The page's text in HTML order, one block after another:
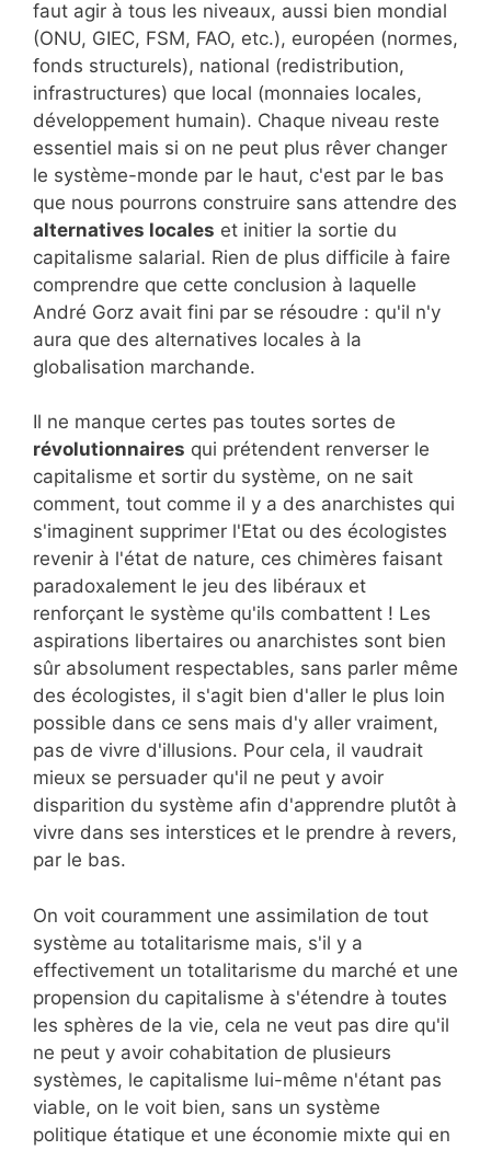
faut agir à tous les niveaux, aussi bien mondial
(ONU, GIEC, FSM, FAO, etc.), européen (normes,
fonds structurels), national (redistribution,
infrastructures) que local (monnaies locales,
développement humain). Chaque niveau reste
essentiel mais si on ne peut plus rêver changer
le système-monde par le haut, c'est par le bas
que nous pourrons construire sans attendre des
alternatives locales et initier la sortie du
capitalisme salarial. Rien de plus difficile à faire
comprendre que cette conclusion à laquelle
André Gorz avait fini par se résoudre : qu'il n'y
aura que des alternatives locales à la
globalisation marchande.
Il ne manque certes pas toutes sortes de
révolutionnaires qui prétendent renverser le
capitalisme et sortir du système, on ne sait
comment, tout comme il y a des anarchistes qui
s'imaginent supprimer l'Etat ou des écologistes
revenir à l'état de nature, ces chimères faisant
paradoxalement le jeu des libéraux et
renforçant le système qu'ils combattent ! Les
aspirations libertaires ou anarchistes sont bien
sûr absolument respectables, sans parler même
des écologistes, il s'agit bien d'aller le plus loin
possible dans ce sens mais d'y aller vraiment,
pas de vivre d'illusions. Pour cela, il vaudrait
mieux se persuader qu'il ne peut y avoir
disparition du système afin d'apprendre plutôt à
vivre dans ses interstices et le prendre à revers,
par le bas.
On voit couramment une assimilation de tout
système au totalitarisme mais, s'il y a
effectivement un totalitarisme du marché et une
propension du capitalisme à s'étendre à toutes
les sphères de la vie, cela ne veut pas dire qu'il
ne peut y avoir cohabitation de plusieurs
systèmes, le capitalisme lui-même n'étant pas
viable, on le voit bien, sans un système
politique étatique et une économie mixte qui en